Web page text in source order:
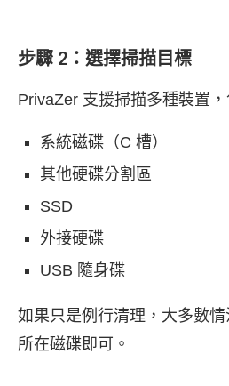
步驟 2：選擇掃描目標
PrivaZer 支援掃描多種裝置，
系統磁碟（C 槽）
其他硬碟分割區
SSD
外接硬碟
USB 隨身碟
如果只是例行清理，大多數
所在磁碟即可。